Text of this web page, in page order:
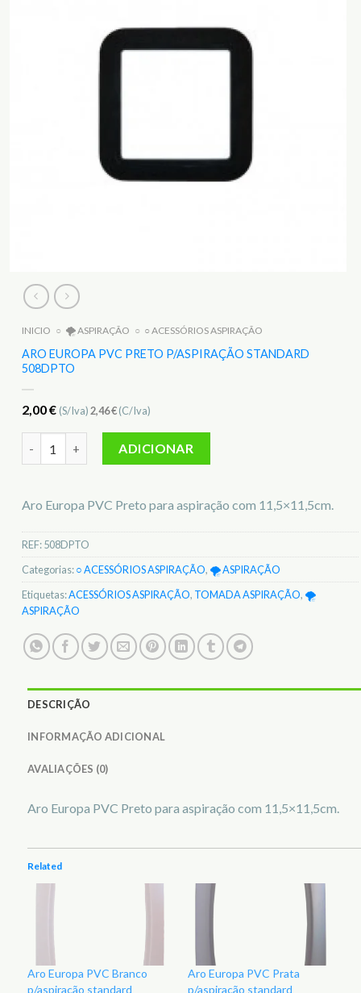
INICIO ○ 🌪️ ASPIRAÇÃO ○ ○ ACESSÓRIOS ASPIRAÇÃO
ARO EUROPA PVC PRETO P/ASPIRAÇÃO STANDARD
508DPTO
2,00€ (S/Iva)2,46€(C/Iva)
ADICIONAR
Aro Europa PVC Preto para aspiração com 11,5×11,5cm.
REF:508DPTO
Categorias:○ ACESSÓRIOS ASPIRAÇÃO, 🌪️ ASPIRAÇÃO
Etiquetas:ACESSÓRIOS ASPIRAÇÃO, TOMADA ASPIRAÇÃO, 🌪️
ASPIRAÇÃO
DESCRIÇÃO
INFORMAÇÃO ADICIONAL
AVALIAÇÕES (0)
Aro Europa PVC Preto para aspiração com 11,5×11,5cm.
Related
Aro Europa PVC Branco
p/aspiração standard
Aro Europa PVC Prata
p/aspiração standard